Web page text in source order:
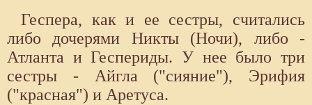
Геспера, как и ее сестры, считались
либо дочерями Никты (Ночи), либо -
Атланта и Геспериды. У нее было три
сестры - Айгла ("сияние"), Эрифия
("красная") и Аретуса.